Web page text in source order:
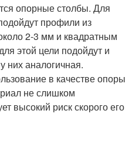
опорные столбы. Для
профили из
2-3 мм и квадратным
этой цели подойдут и
них аналогичная.
в качестве опоры
не слишком
высокий риск скорого его